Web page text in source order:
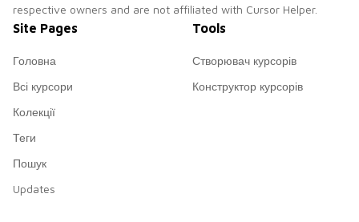
respective owners and are not affiliated with Cursor Helper.
Site Pages
Головна
Всі курсори
Колекції
Теги
Пошук
Updates
Tools
Створювач курсорів
Конструктор курсорів